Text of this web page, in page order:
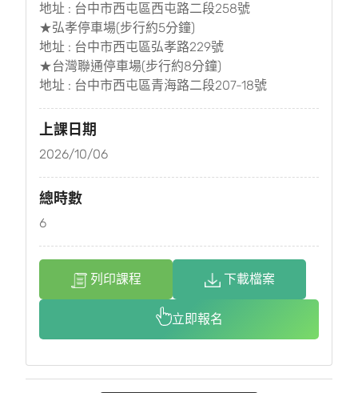
地址 : 台中市西屯區西屯路二段258號
★弘孝停車場(步行約5分鐘)
地址 : 台中市西屯區弘孝路229號
★台灣聯通停車場(步行約8分鐘)
地址 : 台中市西屯區青海路二段207-18號
上課日期
2026/10/06
總時數
6
列印課程 下載檔案
立即報名